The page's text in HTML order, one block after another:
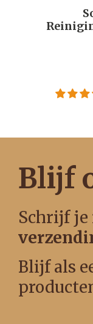
Blijf
Schrijf je
Blijf als